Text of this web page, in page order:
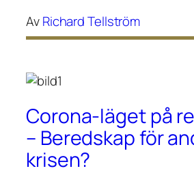
AvRichard Tellström
Corona-läget på
– Beredskap för
krisen?